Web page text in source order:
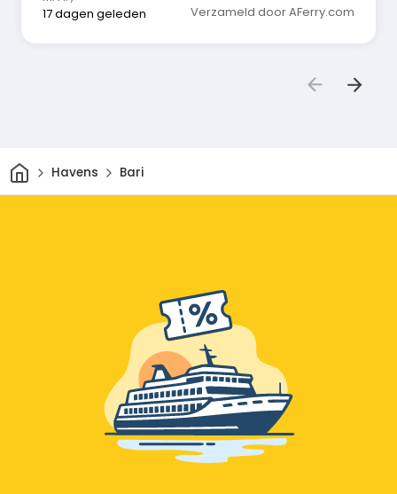
17 dagen geleden
Verzameld door AFerry.com
ThuisHavens Bari